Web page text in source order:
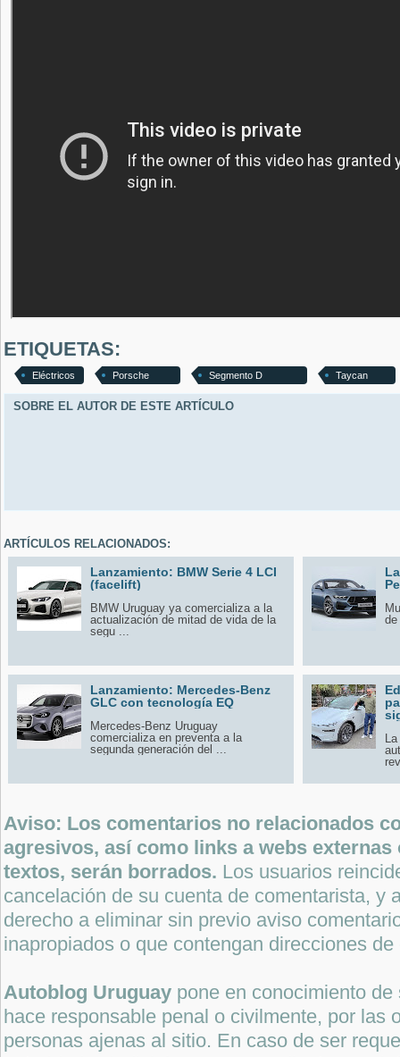
ETIQUETAS:
Eléctricos Porsche Segmento D Taycan
SOBRE EL AUTOR DE ESTE ARTÍCULO
ARTÍCULOS RELACIONADOS:
Lanzamiento: BMW Serie 4 LCI
(facelift)
BMW Uruguay ya comercializa a la
actualización de mitad de vida de la
segu ...
Lanzamiento: Mercedes-Benz
GLC con tecnología EQ
Mercedes-Benz Uruguay
comercializa en preventa a la
segunda generación del ...
Aviso: Los comentarios no relacionados
agresivos, así como links a webs
textos, serán borrados. Los usuarios
cancelación de su cuenta de comentarista, y
derecho a eliminar sin previo aviso
inapropiados o que contengan direcciones
Autoblog Uruguay pone en conocimiento
hace responsable penal o civilmente, por las
personas ajenas al sitio. En caso de ser